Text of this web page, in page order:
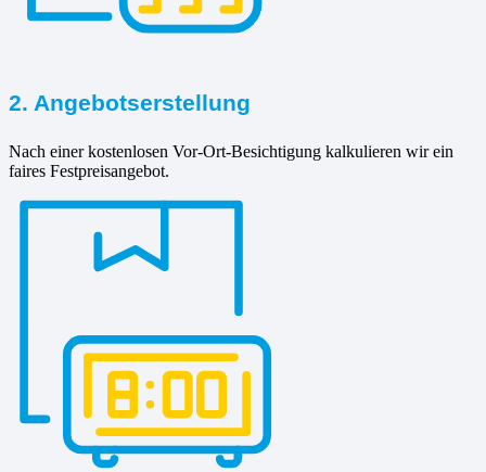
2. Angebotserstellung
Nach einer kostenlosen Vor-Ort-Besichtigung kalkulieren wir ein
faires Festpreisangebot.